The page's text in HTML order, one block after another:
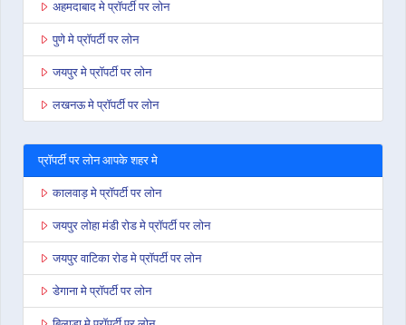
अहमदाबाद मे प्रॉपर्टी पर लोन
पुणे मे प्रॉपर्टी पर लोन
जयपुर मे प्रॉपर्टी पर लोन
लखनऊ मे प्रॉपर्टी पर लोन
प्रॉपर्टी पर लोन आपके शहर मे
कालवाड़ मे प्रॉपर्टी पर लोन
जयपुर लोहा मंडी रोड मे प्रॉपर्टी पर लोन
जयपुर वाटिका रोड मे प्रॉपर्टी पर लोन
डेगाना मे प्रॉपर्टी पर लोन